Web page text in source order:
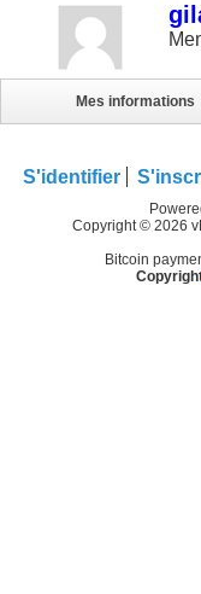
Mes informations
S'identifier
Copyright © 2026
Bitcoin